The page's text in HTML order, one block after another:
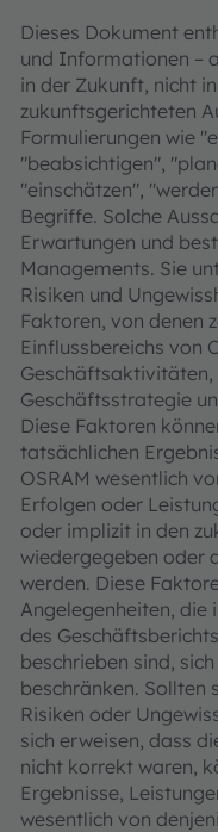
Dieses Dokument
und Informationen –
in der Zukunft, nicht
zukunftsgerichteten
Formulierungen wie
"beabsichtigen",
"einschätzen",
Begriffe. Solche
Erwartungen und
Managements. Sie
Risiken und
Faktoren, von denen
Einflussbereichs von
Geschäftsaktivitäten,
Geschäftsstrategie
Diese Faktoren
tatsächlichen
OSRAM wesentlich
Erfolgen oder
oder implizit in den
wiedergegeben oder
werden. Diese
Angelegenheiten, die
des
beschrieben sind,
beschränken. Sollten
Risiken oder
sich erweisen, dass
nicht korrekt waren,
Ergebnisse,
wesentlich von